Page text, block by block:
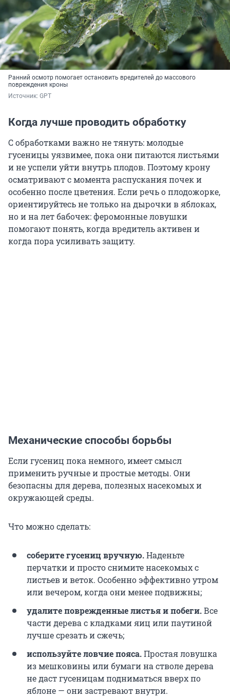
Ранний осмотр помогает остановить вредителей до массового
повреждения кроны
Источник: GPT
Когда лучше проводить обработку
С обработками важно не тянуть: молодые
гусеницы уязвимее, пока они питаются листьями
и не успели уйти внутрь плодов. Поэтому крону
осматривают с момента распускания почек и
особенно после цветения. Если речь о плодожорке,
ориентируйтесь не только на дырочки в яблоках,
но и на лет бабочек: феромонные ловушки
помогают понять, когда вредитель активен и
когда пора усиливать защиту.
Механические способы борьбы
Если гусениц пока немного, имеет смысл
применить ручные и простые методы. Они
безопасны для дерева, полезных насекомых и
окружающей среды.
Что можно сделать:
соберите гусениц вручную.Наденьте
перчатки и просто снимите насекомых с
листьев и веток. Особенно эффективно утром
или вечером, когда они менее подвижны;
удалите поврежденные листья и побеги.Все
части дерева с кладками яиц или паутиной
лучше срезать и сжечь;
используйте ловчие пояса.Простая ловушка
из мешковины или бумаги на стволе дерева
не даст гусеницам подниматься вверх по
яблоне — они застревают внутри.